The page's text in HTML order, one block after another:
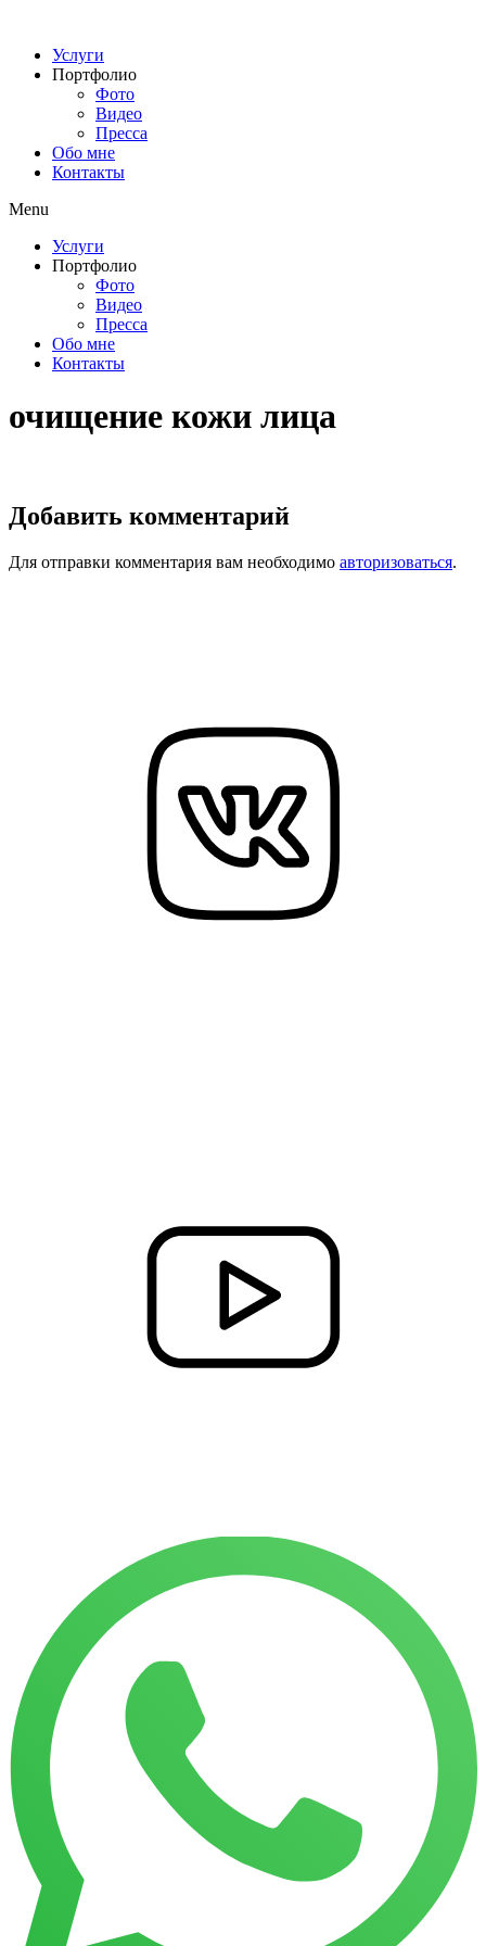
содержимому
Услуги
Портфолио
Фото
Видео
Пресса
Обо мне
Контакты
Menu
Услуги
Портфолио
Фото
Видео
Пресса
Обо мне
Контакты
очищение кожи лица
Добавить комментарий
Для отправки комментария вам необходимо авторизоваться.